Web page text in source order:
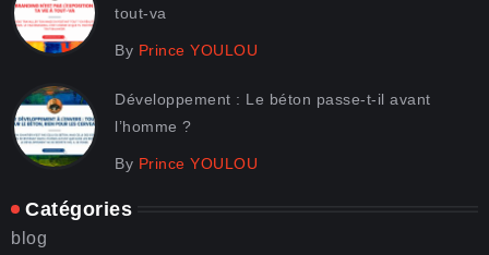
tout-va
By Prince YOULOU
Développement : Le béton passe-t-il avant
l’homme ?
By Prince YOULOU
Catégories
blog